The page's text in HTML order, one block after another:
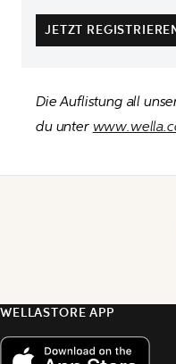
JETZT
Die Auflistung all
du unter
WELLASTORE APP